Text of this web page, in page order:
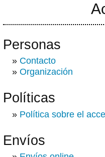
Personas
» Contacto
» Organización
Políticas
» Política sobre el
Envíos